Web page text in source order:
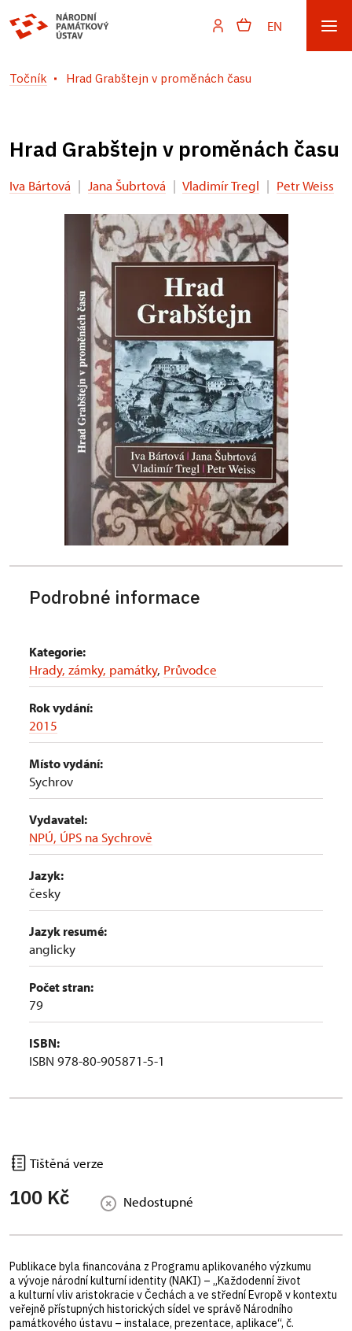
EN
Točník Hrad Grabštejn v proměnách času
Hrad Grabštejn v proměnách času
Iva Bártová | Jana Šubrtová | Vladimír Tregl | Petr Weiss
Podrobné informace
Kategorie:
Hrady, zámky, památky, Průvodce
Rok vydání:
2015
Místo vydání:
Sychrov
Vydavatel:
NPÚ, ÚPS na Sychrově
Jazyk:
česky
Jazyk resumé:
anglicky
Počet stran:
79
ISBN:
ISBN 978-80-905871-5-1
Tištěná verze
100 Kč Nedostupné
Publikace byla financována z Programu aplikovaného výzkumu
a vývoje národní kulturní identity (NAKI) – „Každodenní život
a kulturní vliv aristokracie v Čechách a ve střední Evropě v kontextu
veřejně přístupných historických sídel ve správě Národního
památkového ústavu – instalace, prezentace, aplikace“, č.